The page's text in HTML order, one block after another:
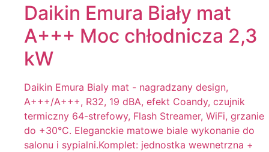
Daikin Emura Biały mat
A+++ Moc chłodnicza 2,3
kW
Daikin Emura Bialy mat - nagradzany design,
A+++/A+++, R32, 19 dBA, efekt Coandy, czujnik
termiczny 64-strefowy, Flash Streamer, WiFi, grzanie
do +30°C. Eleganckie matowe biale wykonanie do
salonu i sypialni.Komplet: jednostka wewnetrzna +